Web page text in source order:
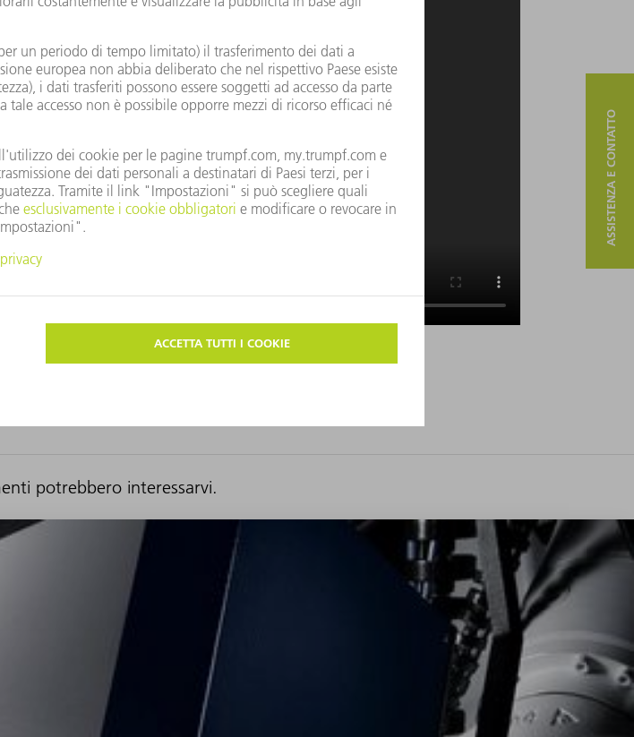
potrebbero interessarvi.
ASSISTENZA E CONTATTO